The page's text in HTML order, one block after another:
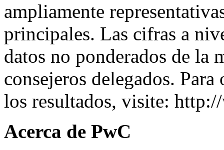
ampliamente
principales. Las cifras a
datos no ponderados de la
consejeros delegados.
los resultados, visite:
Acerca de PwC